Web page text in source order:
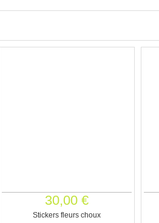
30,00 €
Stickers fleurs choux